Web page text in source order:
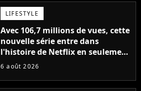
LIFESTYLE
Avec 106,7 millions de vues, cette
nouvelle série entre dans
l'histoire de Netflix en seulement
48 jours
6 août 2026